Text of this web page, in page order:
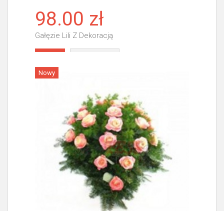
98.00 zł
Gałęzie Lili Z Dekoracją
Nowy